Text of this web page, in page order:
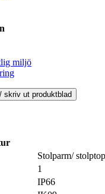
miljö
skriv ut produktblad
Stolparm/
1
IP66